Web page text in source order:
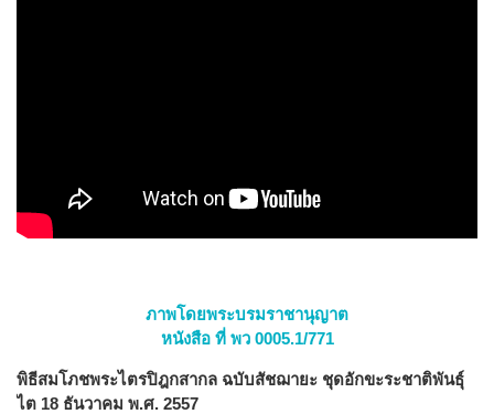
ภาพโดยพระบรมราชานุญาต
หนังสือ ที่ พว 0005.1/771
พิธีสมโภชพระไตรปิฎกสากล ฉบับสัชฌายะ ชุดอักขะระชาติพันธุ์
ไต 18 ธันวาคม พ.ศ. 2557